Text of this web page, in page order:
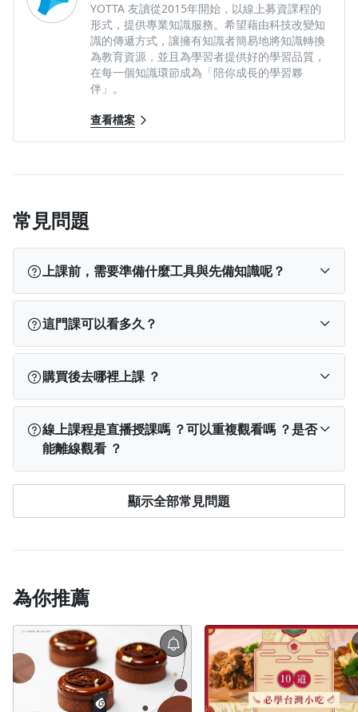
YOTTA 友讀從2015年開始，以線上募資課程的
形式，提供專業知識服務。希望藉由科技改變知
識的傳遞方式，讓擁有知識者簡易地將知識轉換
為教育資源，並且為學習者提供好的學習品質，
在每一個知識環節成為「陪你成長的學習夥
伴」。
查看檔案
常見問題
上課前，需要準備什麼工具與先備知識呢？
➤ 居家料理常備器具與相關料理食材
➤ 只要你有一顆熱愛烹飪料理的心，零基礎也能輕鬆
端出多變化日式料理。
這門課可以看多久？
開課後，即可使用電腦、手機及平板登入上線上課，
不用受到上課時間及地點的限制，皆可無限次數重複
觀看課程內容。
購買後去哪裡上課 ？
訂閱完成後，您可以依使用裝置從以下位置找到課
程：
PPA App：登入 App → 點選下方「我的學習」→
查看「已開通」課程。
：登入 PPA → 點選右上角「
果登入「我的學習」後仍找不到課程，可能是登入
了不同帳號。
購課帳號」查詢正確帳號，或查看購買後的通知
信，信中也會顯示您當時使用的信箱。
線上課程是直播授課嗎 ？可以重複觀看嗎 ？是否
能離線觀看 ？
線上課程不是直播，所有內容（包含影片教學或文
字教學）將會完整上架在平台上。
由於專案內容之著作權歸屬創作者所有，系統也須
保持連線紀錄學習進度，因此無法下載文章、影片
或是離線觀看。
顯示全部常見問題
為你推薦